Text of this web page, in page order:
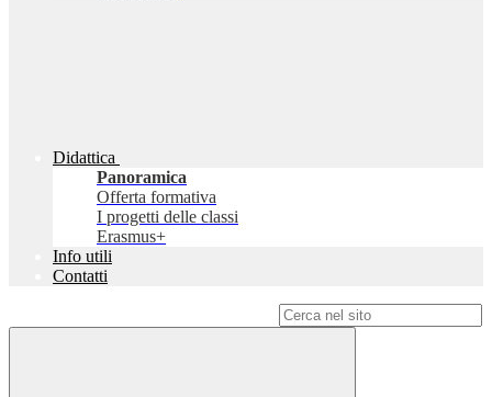
Didattica
Panoramica
Offerta formativa
I progetti delle classi
Erasmus+
Info utili
Contatti